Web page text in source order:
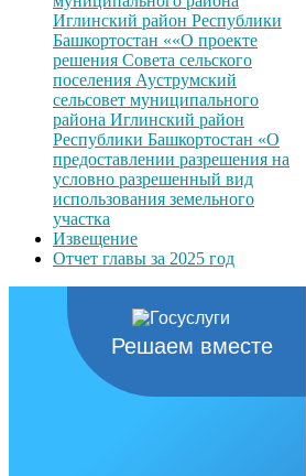
Иглинский район Республики
Башкортостан ««О проекте
решения Совета сельского
поселения Ауструмский
сельсовет муниципального
района Иглинский район
Республики Башкортостан «О
предоставлении разрешения на
условно разрешенный вид
использования земельного
участка
Извещение
Отчет главы за 2025 год
Решаем вместе